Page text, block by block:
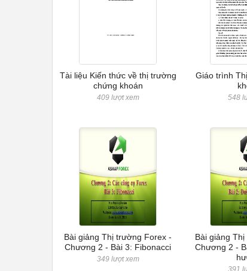
Tài liệu Kiến thức về thị trường
chứng khoán
409 lượt xem
Giáo trình
548
Bài giảng Thị trường Forex -
Chương 2 - Bài 3: Fibonacci
349 lượt xem
Bài giảng
Chương 2 -
391